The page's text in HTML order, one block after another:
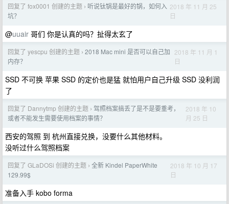
回复了 fox0001 创建的主题 › 听说钛锅是最好的锅，如何入
坑？
2018 年 11 月 25
日
@uuair 哥们 你是认真的吗？扯得太玄了
回复了 yescpu 创建的主题 › 2018 Mac mini 是否可以自己加
内存？
2018 年 11 月 1
日
SSD 不可换 苹果 SSD 的定价也是猛 就怕用户自己升级 SSD 没利润
了
回复了 Dannytmp 创建的主题 › 驾照档案搞丢了是不是要重考，
或者不能发生需要使用档案的事情？
2018 年 10
月 25 日
西安的驾照 到 杭州直接兑换，没要什么其他材料。
没听过什么驾照档案
回复了 GLaDOSi 创建的主题 › 全新 Kindel PaperWhite
129.99$
2018 年 10 月 17
日
准备入手 kobo forma